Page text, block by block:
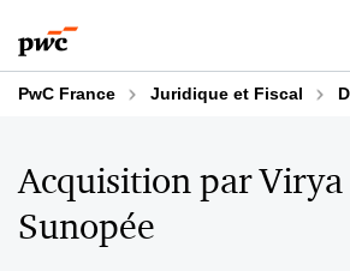
au
contenu
au
pied
dePwC France Juridique et Fiscal
Acquisition par Virya
Sunopée